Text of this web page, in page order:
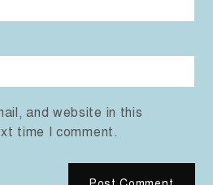
and website in this
time I comment.